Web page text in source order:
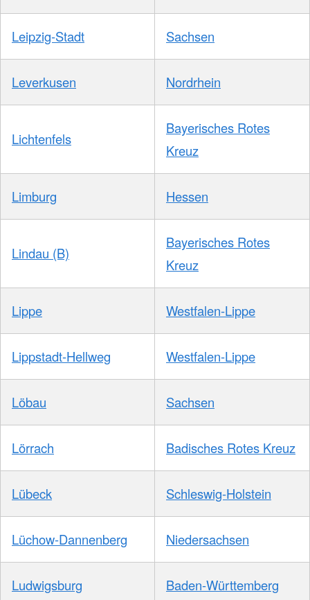
Leipzig-Stadt Sachsen
Leverkusen Nordrhein
Lichtenfels
Bayerisches Rotes
Kreuz
Limburg Hessen
Lindau (B)
Bayerisches Rotes
Kreuz
Lippe Westfalen-Lippe
Lippstadt-Hellweg Westfalen-Lippe
Löbau Sachsen
Lörrach Badisches Rotes Kreuz
Lübeck Schleswig-Holstein
Lüchow-Dannenberg Niedersachsen
Ludwigsburg Baden-Württemberg